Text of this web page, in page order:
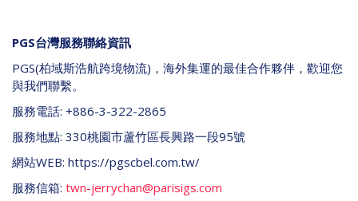
PGS台灣服務聯絡資訊
PGS(柏域斯浩航跨境物流) ，海外集運的最佳合作夥伴，歡迎您
與我們聯繫。
服務電話: +886-3-322-2865
服務地點: 330桃園市蘆竹區長興路一段95號
網站WEB: https://pgscbel.com.tw/
服務信箱: twn-jerrychan@parisigs.com